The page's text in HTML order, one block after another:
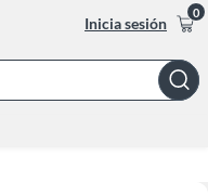
Inicia sesión
0
Bar